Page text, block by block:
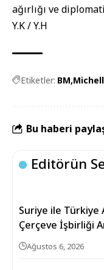
ağırlığı ve
Y.K / Y.H
Etiketler: BM
Bu haberi
Editörün
Suriye ile Türkiye
Çerçeve İşbirliği
Ağustos 6, 2026